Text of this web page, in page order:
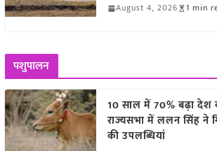
August 4, 2026 1 min
पशुपालन
10 साल में 70% बढ़ा देश
राज्यसभा में ललन सिंह ने
की उपलब्धियां